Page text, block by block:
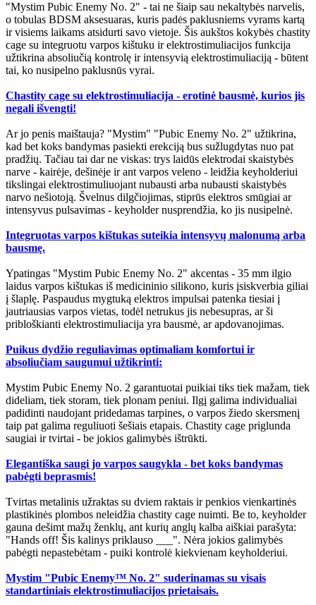
"Mystim Pubic Enemy No. 2" - tai ne šiaip sau nekaltybės narvelis,
o tobulas BDSM aksesuaras, kuris padės paklusniems vyrams kartą
ir visiems laikams atsidurti savo vietoje. Šis aukštos kokybės chastity
cage su integruotu varpos kištuku ir elektrostimuliacijos funkcija
užtikrina absoliučią kontrolę ir intensyvią elektrostimuliaciją - būtent
tai, ko nusipelno paklusnūs vyrai.
Chastity cage su elektrostimuliacija - erotinė bausmė, kurios jis
negali išvengti!
Ar jo penis maištauja? "Mystim" "Pubic Enemy No. 2" užtikrina,
kad bet koks bandymas pasiekti erekciją bus sužlugdytas nuo pat
pradžių. Tačiau tai dar ne viskas: trys laidūs elektrodai skaistybės
narve - kairėje, dešinėje ir ant varpos veleno - leidžia keyholderiui
tikslingai elektrostimuliuojant nubausti arba nubausti skaistybės
narvo nešiotoją. Švelnus dilgčiojimas, stiprūs elektros smūgiai ar
intensyvus pulsavimas - keyholder nusprendžia, ko jis nusipelnė.
Integruotas varpos kištukas suteikia intensyvų malonumą arba
bausmę.
Ypatingas "Mystim Pubic Enemy No. 2" akcentas - 35 mm ilgio
laidus varpos kištukas iš medicininio silikono, kuris įsiskverbia giliai
į šlaplę. Paspaudus mygtuką elektros impulsai patenka tiesiai į
jautriausias varpos vietas, todėl netrukus jis nebesupras, ar ši
pribloškianti elektrostimuliacija yra bausmė, ar apdovanojimas.
Puikus dydžio reguliavimas optimaliam komfortui ir
absoliučiam saugumui užtikrinti:
Mystim Pubic Enemy No. 2 garantuotai puikiai tiks tiek mažam, tiek
dideliam, tiek storam, tiek plonam peniui. Ilgį galima individualiai
padidinti naudojant pridedamas tarpines, o varpos žiedo skersmenį
taip pat galima reguliuoti šešiais etapais. Chastity cage priglunda
saugiai ir tvirtai - be jokios galimybės ištrūkti.
Elegantiška saugi jo varpos saugykla - bet koks bandymas
pabėgti beprasmis!
Tvirtas metalinis užraktas su dviem raktais ir penkios vienkartinės
plastikinės plombos neleidžia chastity cage nuimti. Be to, keyholder
gauna dešimt mažų ženklų, ant kurių anglų kalba aiškiai parašyta:
"Hands off! Šis kalinys priklauso ___". Nėra jokios galimybės
pabėgti nepastebėtam - puiki kontrolė kiekvienam keyholderiui.
Mystim "Pubic Enemy™ No. 2" suderinamas su visais
standartiniais elektrostimuliacijos prietaisais.